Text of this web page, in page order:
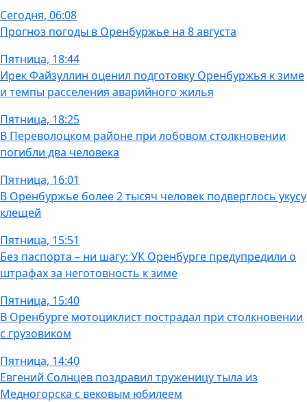
Сегодня, 06:08
Прогноз погоды в Оренбуржье на 8 августа
Пятница, 18:44
Ирек Файзуллин оценил подготовку Оренбуржья к зиме
и темпы расселения аварийного жилья
Пятница, 18:25
В Переволоцком районе при лобовом столкновении
погибли два человека
Пятница, 16:01
В Оренбуржье более 2 тысяч человек подверглось укусу
клещей
Пятница, 15:51
Без паспорта – ни шагу: УК Оренбурге предупредили о
штрафах за неготовность к зиме
Пятница, 15:40
В Оренбурге мотоциклист пострадал при столкновении
с грузовиком
Пятница, 14:40
Евгений Солнцев поздравил труженицу тыла из
Медногорска с вековым юбилеем